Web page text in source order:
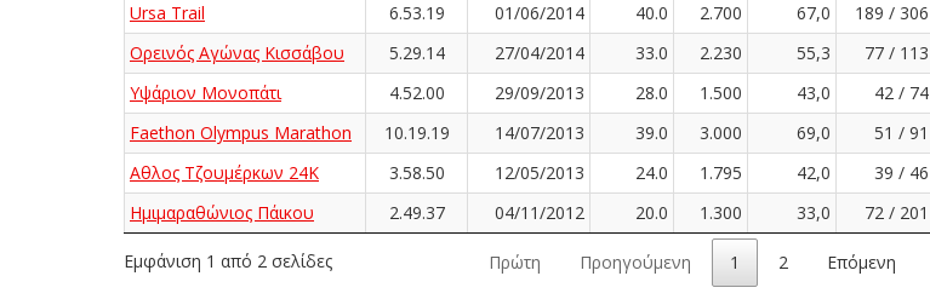
Ursa Trail
6.53.19 01/06/2014 40.0 2.700 67,0 189 / 306
Ορεινός Αγώνας Κισσάβου
5.29.14 27/04/2014 33.0 2.230 55,3 77 / 113
Υψάριον Μονοπάτι
4.52.00 29/09/2013 28.0 1.500 43,0 42 / 74
Faethon Olympus Marathon
10.19.19 14/07/2013 39.0 3.000 69,0 51 / 91
Αθλος Τζουμέρκων 24Κ
3.58.50 12/05/2013 24.0 1.795 42,0 39 / 46
Ημιμαραθώνιος Πάικου
2.49.37 04/11/2012 20.0 1.300 33,0 72 / 201
Εμφάνιση 1 από 2 σελίδες Πρώτη Προηγούμενη 1 2 Επόμενη